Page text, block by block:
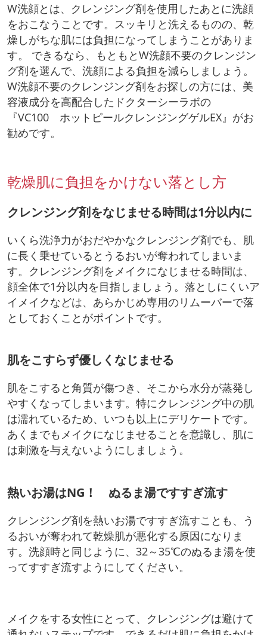
W洗顔とは、クレンジング剤を使用したあとに洗顔
をおこなうことです。スッキリと洗えるものの、乾
燥しがちな肌には負担になってしまうことがありま
す。 できるなら、もともとW洗顔不要のクレンジン
グ剤を選んで、洗顔による負担を減らしましょう。
W洗顔不要のクレンジング剤をお探しの方には、美
容液成分を高配合したドクターシーラボの
『VC100 ホットピールクレンジングゲルEX』がお
勧めです。
乾燥肌に負担をかけない落とし方
クレンジング剤をなじませる時間は1分以内に
いくら洗浄力がおだやかなクレンジング剤でも、肌
に長く乗せているとうるおいが奪われてしまいま
す。クレンジング剤をメイクになじませる時間は、
顔全体で1分以内を目指しましょう。落としにくいア
イメイクなどは、あらかじめ専用のリムーバーで落
としておくことがポイントです。
肌をこすらず優しくなじませる
肌をこすると角質が傷つき、そこから水分が蒸発し
やすくなってしまいます。特にクレンジング中の肌
は濡れているため、いつも以上にデリケートです。
あくまでもメイクになじませることを意識し、肌に
は刺激を与えないようにしましょう。
熱いお湯はNG！ ぬるま湯ですすぎ流す
クレンジング剤を熱いお湯ですすぎ流すことも、う
るおいが奪われて乾燥肌が悪化する原因になりま
す。洗顔時と同じように、32～35℃のぬるま湯を使
ってすすぎ流すようにしてください。
メイクをする女性にとって、クレンジングは避けて